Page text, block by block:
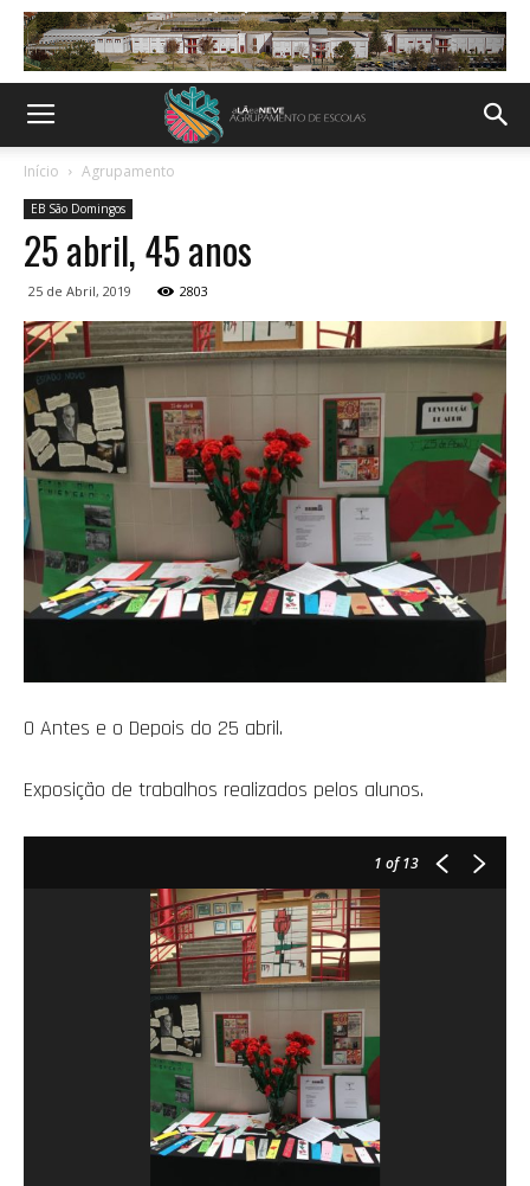
Início Agrupamento
EB São Domingos
25 abril, 45 anos
25 de Abril, 2019 2803
O Antes e o Depois do 25 abril.
Exposição de trabalhos realizados pelos alunos.
1 of 13